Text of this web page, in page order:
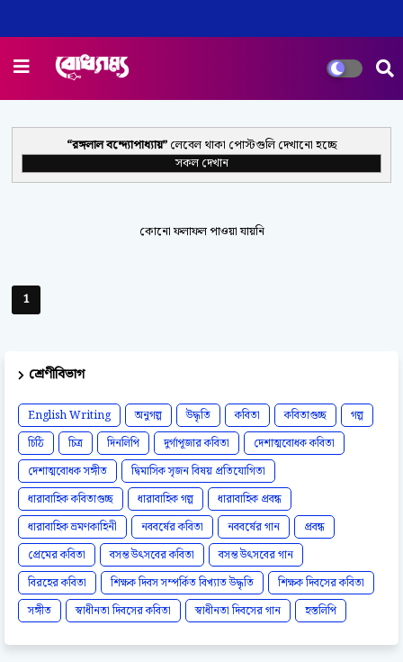
রঙ্গলাল বন্দ্যোপাধ্যায় লেবেল থাকা পোস্টগুলি দেখানো হচ্ছে
সকল দেখান
কোনো ফলাফল পাওয়া যায়নি
1
শ্রেণীবিভাগ
English Writing অনুগল্প উদ্ধৃতি কবিতা কবিতাগুচ্ছ
গল্প
চিঠি
চিত্র দিনলিপি দুর্গাপূজার কবিতা
দেশাত্মবোধক কবিতা
দেশাত্মবোধক সঙ্গীত
দ্বিমাসিক সৃজন বিষয় প্রতিযোগিতা
ধারাবাহিক কবিতাগুচ্ছ
ধারাবাহিক গল্প
ধারাবাহিক প্রবন্ধ
ধারাবাহিক ভ্রমণকাহিনী
নববর্ষের কবিতা নববর্ষের গান
প্রবন্ধ
প্রেমের কবিতা
বসন্ত উৎসবের কবিতা
বসন্ত উৎসবের গান
বিরহের কবিতা
শিক্ষক দিবস সম্পর্কিত বিখ্যাত উদ্ধৃতি
শিক্ষক দিবসের কবিতা
সঙ্গীত
স্বাধীনতা দিবসের কবিতা স্বাধীনতা দিবসের গান হস্তলিপি